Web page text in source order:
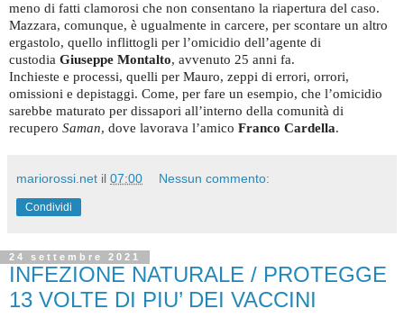
meno di fatti clamorosi che non consentano la riapertura del caso.
Mazzara, comunque, è ugualmente in carcere, per scontare un altro
ergastolo, quello inflittogli per l’omicidio dell’agente di
custodia Giuseppe Montalto, avvenuto 25 anni fa.
Inchieste e processi, quelli per Mauro, zeppi di errori, orrori,
omissioni e depistaggi. Come, per fare un esempio, che l’omicidio
sarebbe maturato per dissapori all’interno della comunità di
recupero Saman, dove lavorava l’amico Franco Cardella.
mariorossi.net il 07:00 Nessun commento:
Condividi
24 settembre 2021
INFEZIONE NATURALE / PROTEGGE
13 VOLTE DI PIU’ DEI VACCINI